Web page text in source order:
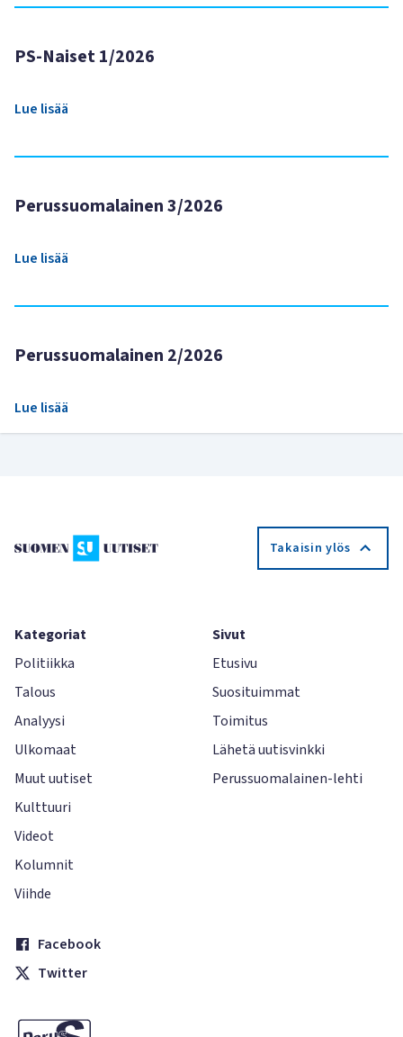
PS-Naiset 1/2026
Lue lisää
Perussuomalainen 3/2026
Lue lisää
Perussuomalainen 2/2026
Lue lisää
Takaisin ylös
Kategoriat
Politiikka
Talous
Analyysi
Ulkomaat
Muut uutiset
Kulttuuri
Videot
Kolumnit
Viihde
Sivut
Etusivu
Suosituimmat
Toimitus
Lähetä uutisvinkki
Perussuomalainen-lehti
Facebook
Twitter